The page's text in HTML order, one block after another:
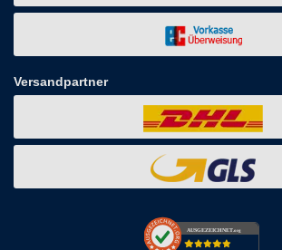
Versandpartner
AUSGEZEICHNET.org